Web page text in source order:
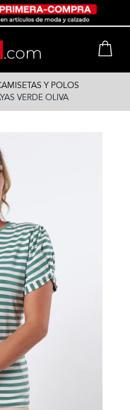
Y POLOS
VERDE OLIVA